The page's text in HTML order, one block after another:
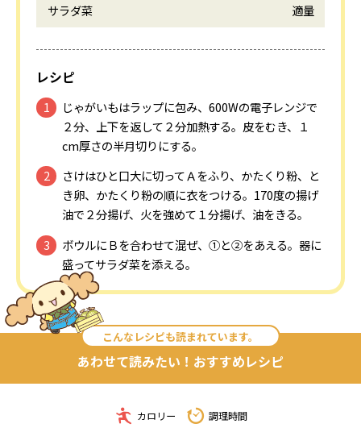
サラダ菜
適量
レシピ
じゃがいもはラップに包み、600Wの電子レンジで
２分、上下を返して２分加熱する。皮をむき、１
cm厚さの半月切りにする。
さけはひと口大に切ってＡをふり、かたくり粉、と
き卵、かたくり粉の順に衣をつける。170度の揚げ
油で２分揚げ、火を強めて１分揚げ、油をきる。
ボウルにＢを合わせて混ぜ、①と②をあえる。器に
盛ってサラダ菜を添える。
こんなレシピも読まれています。
あわせて読みたい！おすすめレシピ
カロリー 調理時間